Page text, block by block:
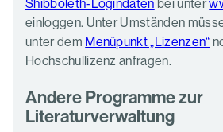
einloggen. Unter Umständen
unter dem Menüpunkt „Lizenzen“
Hochschullizenz anfragen.
Andere Programme zur
Literaturverwaltung